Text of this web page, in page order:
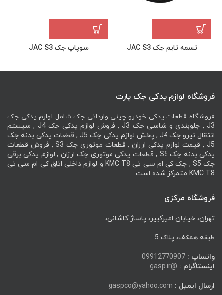
تسمه تایم جک JAC S3 سوپاپ جک JAC S3
فروشگاه لوازم یدکی جک پارت
فروشگاه قطعات یدکی خودرو چینی وارداتی جک شامل لوازم یدکی جک
J3 , جلوبندی و شاسی جک J3 , فروش لوازم یدکی جک J4 , سیستم
انتقال نیرو جک J4 , پخش لوازم یدکی جک J5 , قطعات یدکی بدنه جک
J5 , قیمت لوازم یدکی ارزان , قطعات موتوری جک S3 , فروش قطعات
یدکی بدنه جک S5 , قطعات یدکی موتوری جک ارزان , لوازم یدکی برقی
جک S5 , جک کی ام سی تی KMC T8 و لوازم داخلی اتاق کی ام سی تی
KMC T8 متمرکز شده است.
فروشگاه مرکزی
تهران، خیابان امیرکبیر، پاساژ کاشانی،
طبقه همکف، پلاک 5
واتساپ : 09912770907
اینستاگرام : @gasp.ir
ارسال ایمیل : gaspco@yahoo.com